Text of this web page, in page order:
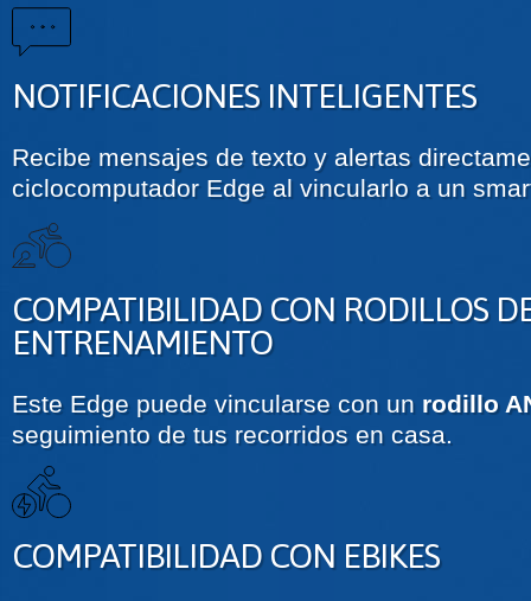
NOTIFICACIONES INTELIGENTES
Recibe mensajes de texto y alertas
ciclocomputador Edge al vincularlo a un
COMPATIBILIDAD CON RODILLOS
ENTRENAMIENTO
Este Edge puede vincularse con un rodillo
seguimiento de tus recorridos en casa.
COMPATIBILIDAD CON EBIKES